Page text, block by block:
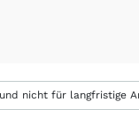
nicht für langfristige